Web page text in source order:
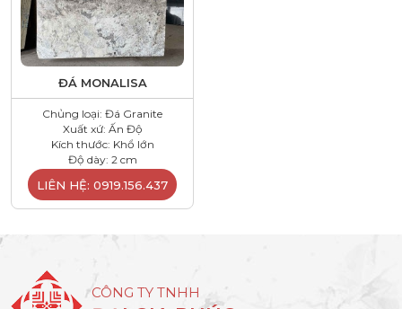
ĐÁ MONALISA
Chủng loại: Đá Granite
Xuất xứ: Ấn Độ
Kích thước: Khổ lớn
Độ dày: 2 cm
LIÊN HỆ: 0919.156.437
CÔNG TY TNHH